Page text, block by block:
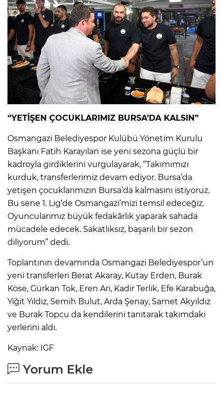
“YETİŞEN ÇOCUKLARIMIZ BURSA’DA KALSIN”
Osmangazi Belediyespor Kulübü Yönetim Kurulu
Başkanı Fatih Karayılan ise yeni sezona güçlü bir
kadroyla girdiklerini vurgulayarak, “Takımımızı
kurduk, transferlerimiz devam ediyor. Bursa’da
yetişen çocuklarımızın Bursa’da kalmasını istiyoruz.
Bu sene 1. Lig’de Osmangazi’mizi temsil edeceğiz.
Oyuncularımız büyük fedakârlık yaparak sahada
mücadele edecek. Sakatlıksız, başarılı bir sezon
diliyorum” dedi.
Toplantının devamında Osmangazi Belediyespor’un
yeni transferleri Berat Akaray, Kutay Erden, Burak
Köse, Gürkan Tok, Eren Arı, Kadir Terlik, Efe Karabuğa,
Yiğit Yıldız, Semih Bulut, Arda Şenay, Samet Akyıldız
ve Burak Topcu da kendilerini tanıtarak takımdaki
yerlerini aldı.
Kaynak: IGF
Yorum Ekle